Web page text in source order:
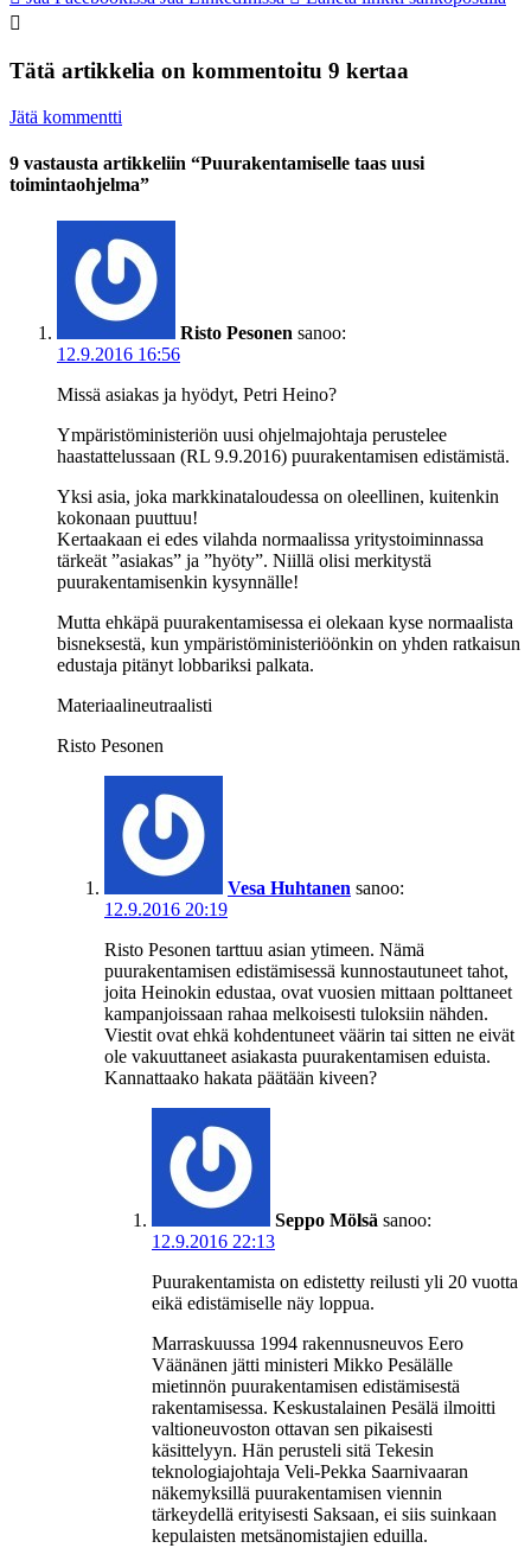
Tätä artikkelia on kommentoitu 9 kertaa
Jätä kommentti
9 vastausta artikkeliin “Puurakentamiselle taas uusi
toimintaohjelma”
Risto Pesonen sanoo:
12.9.2016 16:56
Missä asiakas ja hyödyt, Petri Heino?
Ympäristöministeriön uusi ohjelmajohtaja perustelee
haastattelussaan (RL 9.9.2016) puurakentamisen edistämistä.
Yksi asia, joka markkinataloudessa on oleellinen, kuitenkin
kokonaan puuttuu!
Kertaakaan ei edes vilahda normaalissa yritystoiminnassa
tärkeät ”asiakas” ja ”hyöty”. Niillä olisi merkitystä
puurakentamisenkin kysynnälle!
Mutta ehkäpä puurakentamisessa ei olekaan kyse normaalista
bisneksestä, kun ympäristöministeriöönkin on yhden ratkaisun
edustaja pitänyt lobbariksi palkata.
Materiaalineutraalisti
Risto Pesonen
Vesa Huhtanen sanoo:
12.9.2016 20:19
Risto Pesonen tarttuu asian ytimeen. Nämä
puurakentamisen edistämisessä kunnostautuneet tahot,
joita Heinokin edustaa, ovat vuosien mittaan polttaneet
kampanjoissaan rahaa melkoisesti tuloksiin nähden.
Viestit ovat ehkä kohdentuneet väärin tai sitten ne eivät
ole vakuuttaneet asiakasta puurakentamisen eduista.
Kannattaako hakata päätään kiveen?
Seppo Mölsä sanoo:
12.9.2016 22:13
Puurakentamista on edistetty reilusti yli 20 vuotta
eikä edistämiselle näy loppua.
Marraskuussa 1994 rakennusneuvos Eero
Väänänen jätti ministeri Mikko Pesälälle
mietinnön puurakentamisen edistämisestä
rakentamisessa. Keskustalainen Pesälä ilmoitti
valtioneuvoston ottavan sen pikaisesti
käsittelyyn. Hän perusteli sitä Tekesin
teknologiajohtaja Veli-Pekka Saarnivaaran
näkemyksillä puurakentamisen viennin
tärkeydellä erityisesti Saksaan, ei siis suinkaan
kepulaisten metsänomistajien eduilla.